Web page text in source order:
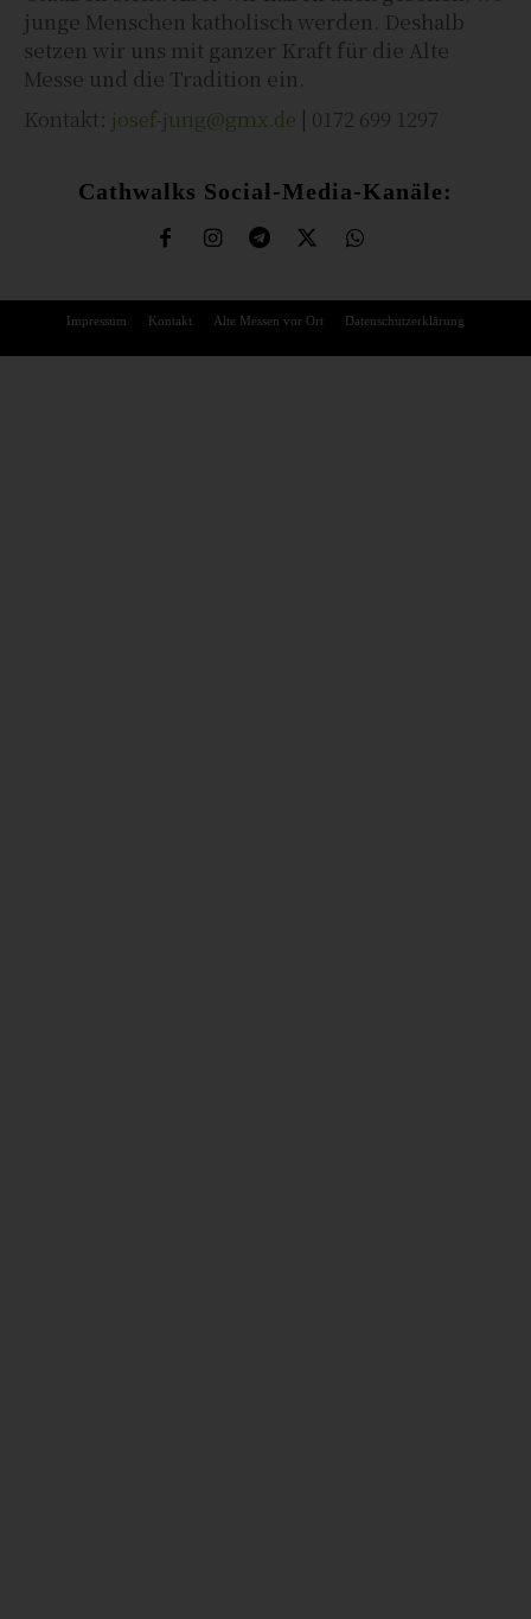
junge Menschen katholisch werden. Deshalb
setzen wir uns mit ganzer Kraft für die Alte
Messe und die Tradition ein.
Kontakt: josef-jung@gmx.de | 0172 699 1297
Cathwalks Social-Media-Kanäle:
Impressum Kontakt Alte Messen vor Ort Datenschutzerklärung